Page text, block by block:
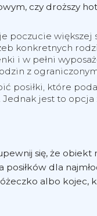
czy droższy
większej
konkretnych
i w pełni
z
posiłki, które
jest to opcja
się, że
dla
albo kojec,